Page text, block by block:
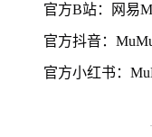
官方B站：网易
官方抖音：
官方小红书：